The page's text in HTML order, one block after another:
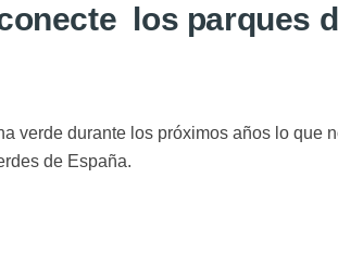
los parques
verde durante los próximos años lo que
de España.